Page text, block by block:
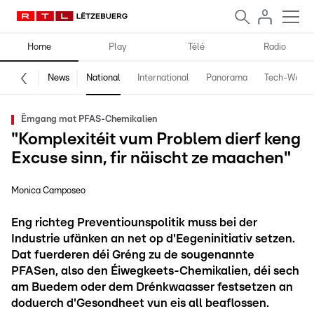
Home Play Télé Radio
News National International Panorama Tech-World
Ëmgang mat PFAS-Chemikalien
"Komplexitéit vum Problem dierf keng
Excuse sinn, fir näischt ze maachen"
Monica Camposeo
Eng richteg Preventiounspolitik muss bei der
Industrie ufänken an net op d'Eegeninitiativ setzen.
Dat fuerderen déi Gréng zu de sougenannte
PFASen, also den Éiwegkeets-Chemikalien, déi sech
am Buedem oder dem Drénkwaasser festsetzen an
doduerch d'Gesondheet vun eis all beaflossen.